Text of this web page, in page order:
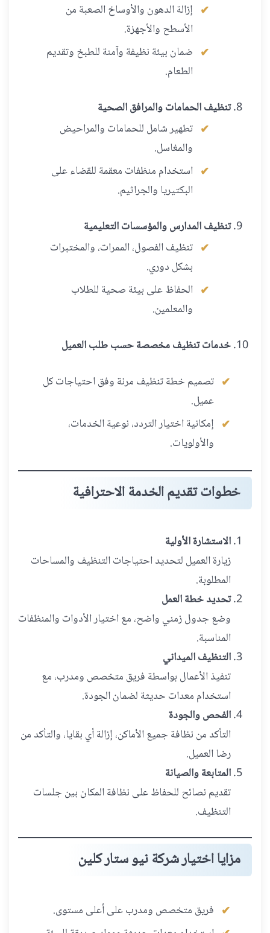
إزالة الدهون والأوساخ الصعبة من
الأسطح والأجهزة.
ضمان بيئة نظيفة وآمنة للطبخ وتقديم
الطعام.
تنظيف الحمامات والمرافق الصحية
تطهير شامل للحمامات والمراحيض
والمغاسل.
استخدام منظفات معقمة للقضاء على
البكتيريا والجراثيم.
تنظيف المدارس والمؤسسات التعليمية
تنظيف الفصول، الممرات، والمختبرات
بشكل دوري.
الحفاظ على بيئة صحية للطلاب
والمعلمين.
خدمات تنظيف مخصصة حسب طلب العميل
تصميم خطة تنظيف مرنة وفق احتياجات كل
عميل.
إمكانية اختيار التردد، نوعية الخدمات،
والأولويات.
خطوات تقديم الخدمة الاحترافية
الاستشارة الأولية
زيارة العميل لتحديد احتياجات التنظيف والمساحات
المطلوبة.
تحديد خطة العمل
وضع جدول زمني واضح، مع اختيار الأدوات والمنظفات
المناسبة.
التنظيف الميداني
تنفيذ الأعمال بواسطة فريق متخصص ومدرب، مع
استخدام معدات حديثة لضمان الجودة.
الفحص والجودة
التأكد من نظافة جميع الأماكن، إزالة أي بقايا، والتأكد من
رضا العميل.
المتابعة والصيانة
تقديم نصائح للحفاظ على نظافة المكان بين جلسات
التنظيف.
مزايا اختيار شركة نيو ستار كلين
فريق متخصص ومدرب على أعلى مستوى.